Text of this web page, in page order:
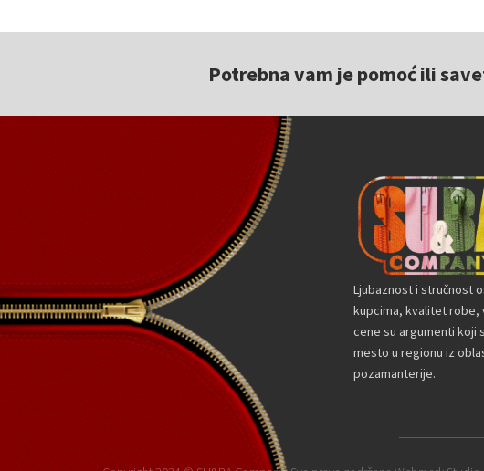
Potrebna vam je pomoć ili
Ljubaznost i stručnost
kupcima, kvalitet robe,
cene su argumenti koji
mesto u regionu iz
pozamanterije.